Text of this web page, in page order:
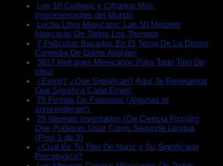
Los 10 Codigos y Cifrados Mas
Impresionantes del Mundo
Lucha Libre Mexicana: Las 50 Mejores
Mascaras De Todos Los Tiempos
7 Películas Basadas En El Tema De La Divina
Comedia De Dante Alighieri
3817 Refranes Mexicanos Para Todo Tipo De
Idea!
¿Emoji? ¿Que Significan? Aquí Te Revelamos
Que Significa Cada Emoji!
76 Firmas De Famosos (Algunas te
sorprenderan!)
29 Idiomas Inventados (De Ciencia Ficción)
Que Pudieras Usar Como Segunda Lengua
(Post 1 de 3)
¿Cual Es Tu Tipo De Nariz y Su Significado
Psicologico?